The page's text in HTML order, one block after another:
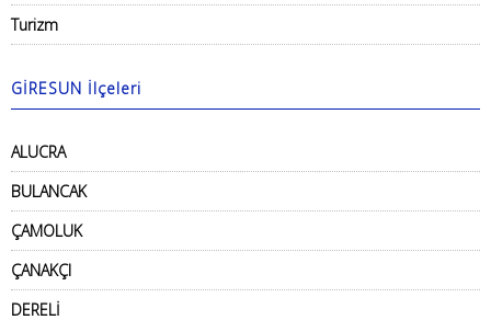
Turizm
GİRESUN İlçeleri
ALUCRA
BULANCAK
ÇAMOLUK
ÇANAKÇI
DERELİ